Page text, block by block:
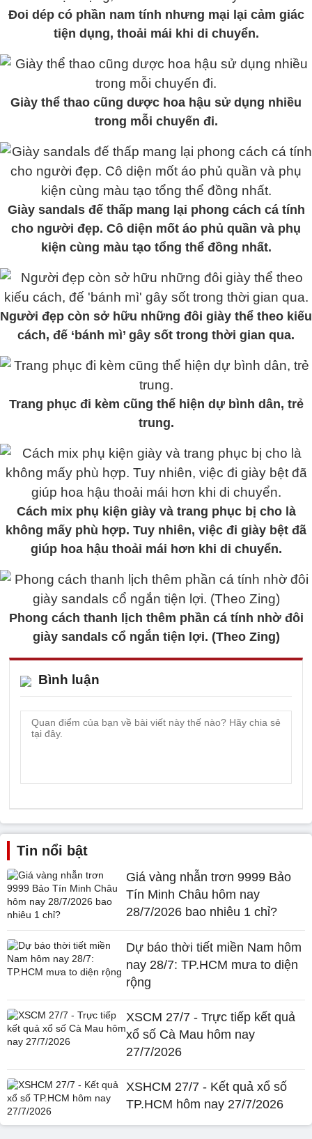
Đoi dép có phần nam tính nhưng mại lại cảm giác
tiện dụng, thoải mái khi di chuyển.
Giày thể thao cũng dược hoa hậu sử dụng nhiều
trong mỗi chuyến đi.
Giày sandals đế thấp mang lại phong cách cá tính
cho người đẹp. Cô diện mốt áo phủ quần và phụ
kiện cùng màu tạo tổng thể đồng nhất.
Người đẹp còn sở hữu những đôi giày thể theo kiếu
cách, đế ‘bánh mì’ gây sốt trong thời gian qua.
Trang phục đi kèm cũng thể hiện dự bình dân, trẻ
trung.
Cách mix phụ kiện giày và trang phục bị cho là
không mấy phù hợp. Tuy nhiên, việc đi giày bệt đã
giúp hoa hậu thoải mái hơn khi di chuyển.
Phong cách thanh lịch thêm phần cá tính nhờ đôi
giày sandals cổ ngắn tiện lợi. (Theo Zing)
Bình luận
Tin nổi bật
Giá vàng nhẫn trơn 9999 Bảo
Tín Minh Châu hôm nay
28/7/2026 bao nhiêu 1 chỉ?
Dự báo thời tiết miền Nam hôm
nay 28/7: TP.HCM mưa to diện
rộng
XSCM 27/7 - Trực tiếp kết quả
xổ số Cà Mau hôm nay
27/7/2026
XSHCM 27/7 - Kết quả xổ số
TP.HCM hôm nay 27/7/2026